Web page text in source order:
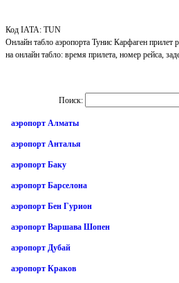
Код IATA: TUN
Онлайн табло аэропорта Тунис Карфаген прилет
на онлайн табло: время прилета, номер рейса,
Поиск:
аэропорт Алматы
аэропорт Анталья
аэропорт Баку
аэропорт Барселона
аэропорт Бен Гурион
аэропорт Варшава Шопен
аэропорт Дубай
аэропорт Краков